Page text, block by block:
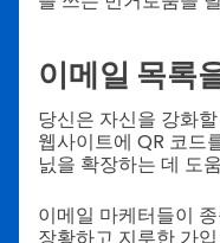
이메일 목록
당신은 자신을 강화
웹사이트에 QR 코드
닔을 확장하는 데 도
이메일 마케터들이